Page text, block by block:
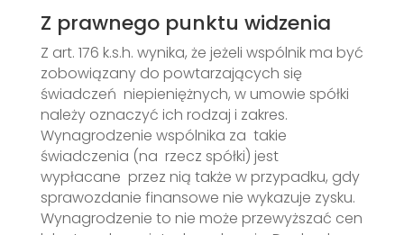
Z prawnego punktu widzenia
Z art. 176 k.s.h. wynika, że jeżeli wspólnik ma być
zobowiązany do powtarzających się
świadczeń niepieniężnych, w umowie spółki
należy oznaczyć ich rodzaj i zakres.
Wynagrodzenie wspólnika za takie
świadczenia (na rzecz spółki) jest
wypłacane przez nią także w przypadku, gdy
sprawozdanie finansowe nie wykazuje zysku.
Wynagrodzenie to nie może przewyższać cen